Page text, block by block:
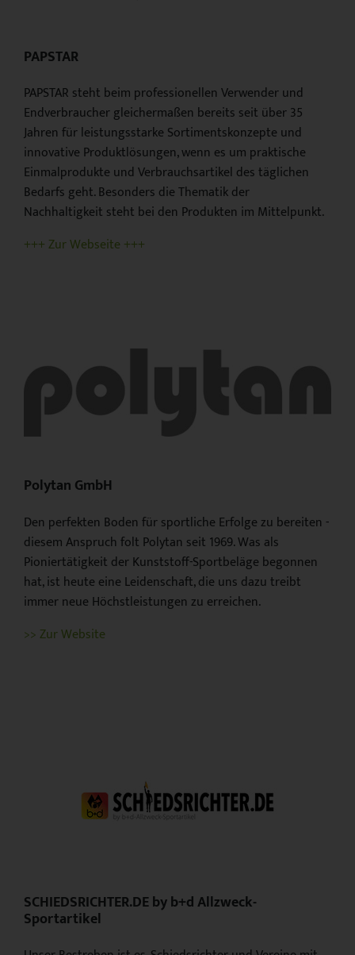
PAPSTAR
PAPSTAR steht beim professionellen Verwender und
Endverbraucher gleichermaßen bereits seit über 35
Jahren für leistungsstarke Sortimentskonzepte und
innovative Produktlösungen, wenn es um praktische
Einmalprodukte und Verbrauchsartikel des täglichen
Bedarfs geht. Besonders die Thematik der
Nachhaltigkeit steht bei den Produkten im Mittelpunkt.
+++ Zur Webseite +++
Polytan GmbH
Den perfekten Boden für sportliche Erfolge zu bereiten -
diesem Anspruch folt Polytan seit 1969. Was als
Pioniertätigkeit der Kunststoff-Sportbeläge begonnen
hat, ist heute eine Leidenschaft, die uns dazu treibt
immer neue Höchstleistungen zu erreichen.
>> Zur Website
SCHIEDSRICHTER.DE by b+d Allzweck-
Sportartikel